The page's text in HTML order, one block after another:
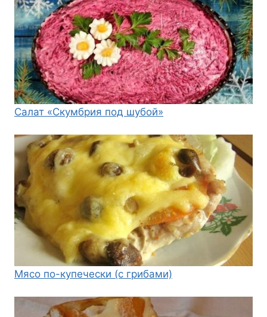
Салат «Скумбрия под шубой»
Мясо по-купечески (с грибами)